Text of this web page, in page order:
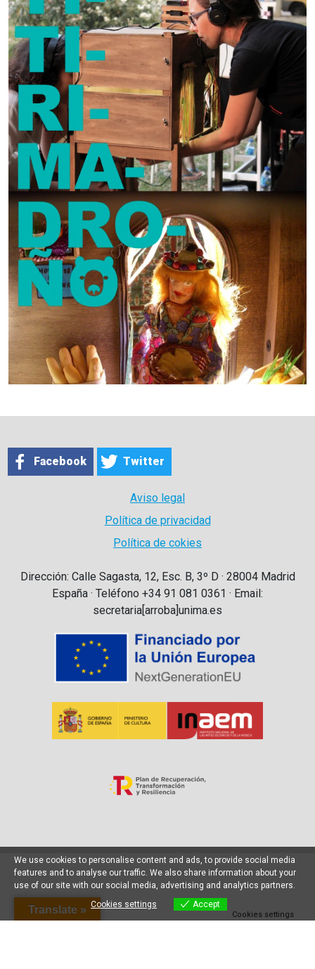
Facebook Twitter
Aviso legal
Política de privacidad
Política de cokies
Dirección: Calle Sagasta, 12, Esc. B, 3º D · 28004 Madrid
España · Teléfono +34 91 081 0361 · Email:
secretaria[arroba]unima.es
Translate »
We use cookies to personalise content and ads, to provide social media
features and to analyse our traffic. We also share information about your
use of our site with our social media, advertising and analytics partners.
Cookies settings
Accept
Cookies settings